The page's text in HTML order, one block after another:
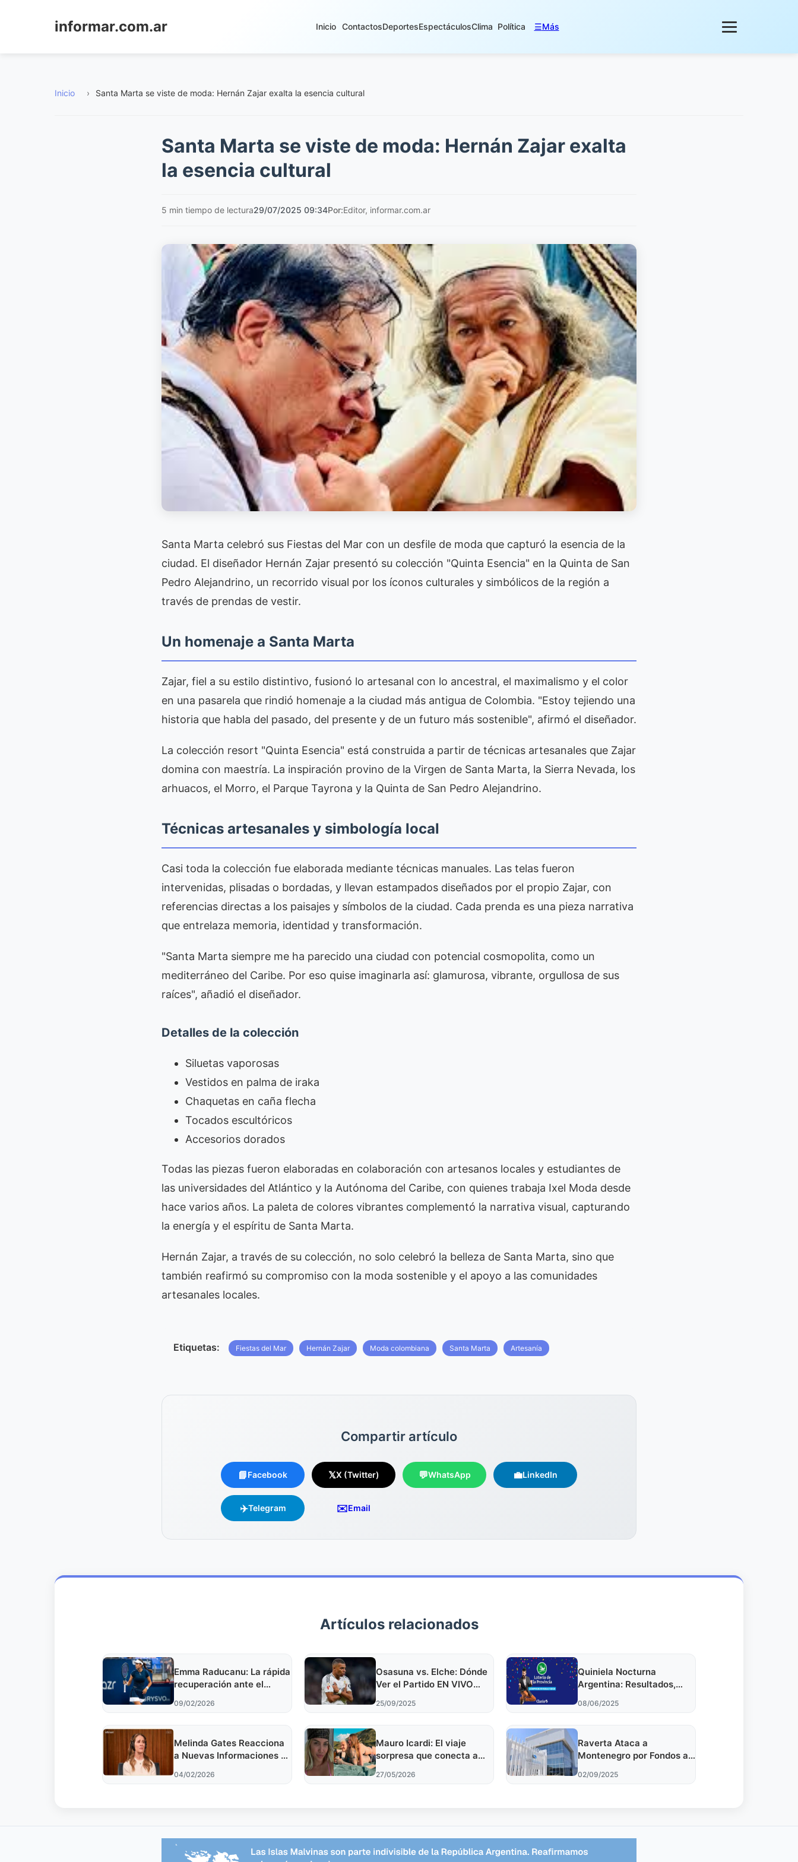
informar.com.ar Inicio ContactosDeportesEspectáculosClima Política ☰Más
Inicio › Santa Marta se viste de moda: Hernán Zajar exalta la esencia cultural
Santa Marta se viste de moda: Hernán Zajar exalta
la esencia cultural
5 min tiempo de lectura29/07/2025 09:34Por:Editor, informar.com.ar
Santa Marta celebró sus Fiestas del Mar con un desfile de moda que capturó la esencia de la
ciudad. El diseñador Hernán Zajar presentó su colección "Quinta Esencia" en la Quinta de San
Pedro Alejandrino, un recorrido visual por los íconos culturales y simbólicos de la región a
través de prendas de vestir.
Un homenaje a Santa Marta
Zajar, fiel a su estilo distintivo, fusionó lo artesanal con lo ancestral, el maximalismo y el color
en una pasarela que rindió homenaje a la ciudad más antigua de Colombia. "Estoy tejiendo una
historia que habla del pasado, del presente y de un futuro más sostenible", afirmó el diseñador.
La colección resort "Quinta Esencia" está construida a partir de técnicas artesanales que Zajar
domina con maestría. La inspiración provino de la Virgen de Santa Marta, la Sierra Nevada, los
arhuacos, el Morro, el Parque Tayrona y la Quinta de San Pedro Alejandrino.
Técnicas artesanales y simbología local
Casi toda la colección fue elaborada mediante técnicas manuales. Las telas fueron
intervenidas, plisadas o bordadas, y llevan estampados diseñados por el propio Zajar, con
referencias directas a los paisajes y símbolos de la ciudad. Cada prenda es una pieza narrativa
que entrelaza memoria, identidad y transformación.
"Santa Marta siempre me ha parecido una ciudad con potencial cosmopolita, como un
mediterráneo del Caribe. Por eso quise imaginarla así: glamurosa, vibrante, orgullosa de sus
raíces", añadió el diseñador.
Detalles de la colección
Siluetas vaporosas
Vestidos en palma de iraka
Chaquetas en caña flecha
Tocados escultóricos
Accesorios dorados
Todas las piezas fueron elaboradas en colaboración con artesanos locales y estudiantes de
las universidades del Atlántico y la Autónoma del Caribe, con quienes trabaja Ixel Moda desde
hace varios años. La paleta de colores vibrantes complementó la narrativa visual, capturando
la energía y el espíritu de Santa Marta.
Hernán Zajar, a través de su colección, no solo celebró la belleza de Santa Marta, sino que
también reafirmó su compromiso con la moda sostenible y el apoyo a las comunidades
artesanales locales.
Etiquetas: Fiestas del Mar Hernán Zajar Moda colombiana Santa Marta Artesanía
Compartir artículo
📘Facebook 𝕏X (Twitter) 💬WhatsApp 💼LinkedIn
✈️Telegram ✉️Email
Artículos relacionados
Emma Raducanu: La rápida
recuperación ante el
caer en Transylvania
09/02/2026
Osasuna vs. Elche: Dónde
Ver el Partido EN VIVO
25/09/2025
Quiniela Nocturna
Argentina: Resultados,
08/06/2025
Melinda Gates Reacciona
a Nuevas Informaciones en
Análisis Crítico
04/02/2026
Mauro Icardi: El viaje
sorpresa que conecta a
Wanda Nara
27/05/2026
Raverta Ataca a
Montenegro por Fondos a
02/09/2025